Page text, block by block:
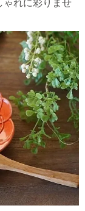
ゃれに彩りませ